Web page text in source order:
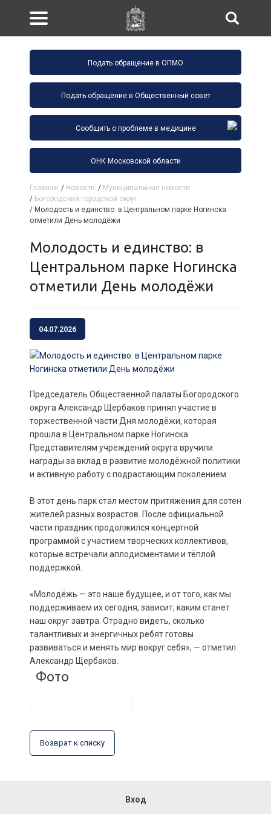
Подать обращение в ОПМО
Подать обращение в Общественный совет
Сообщить о проблеме в медицине
ОНК Московской области
Главная / Новости / Муниципальные новости
/ Богородский городской округ
/ Молодость и единство: в Центральном парке Ногинска
отметили День молодёжи
Молодость и единство: в
Центральном парке Ногинска
отметили День молодёжи
04.07.2026
Председатель Общественной палаты Богородского
округа Александр Щербаков принял участие в
торжественной части Дня молодёжи, которая
прошла в Центральном парке Ногинска.
Представителям учреждений округа вручили
награды за вклад в развитие молодёжной политики
и активную работу с подрастающим поколением.
В этот день парк стал местом притяжения для сотен
жителей разных возрастов. После официальной
части праздник продолжился концертной
программой с участием творческих коллективов,
которые встречали аплодисментами и тёплой
поддержкой.
«Молодёжь — это наше будущее, и от того, как мы
поддерживаем их сегодня, зависит, каким станет
наш округ завтра. Отрадно видеть, сколько
талантливых и энергичных ребят готовы
развиваться и менять мир вокруг себя», — отметил
Александр Щербаков.
Фото
Возврат к списку
Вход